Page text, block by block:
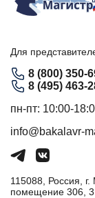
Для
8 (800) 350-
8 (495) 463-
пн-пт: 10:00-
info@bakalavr-
115088, Россия,
помещение 306,